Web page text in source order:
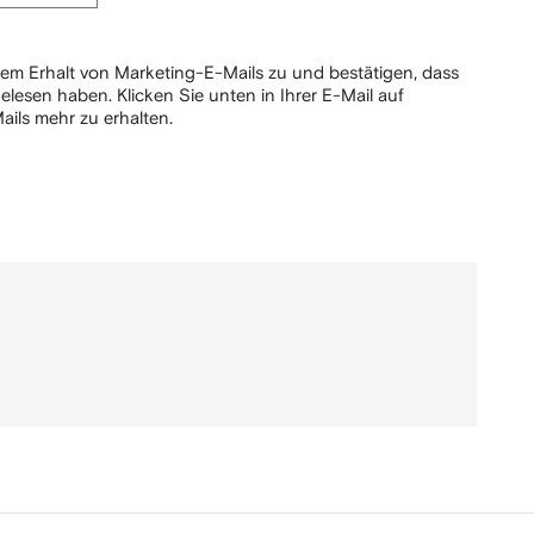
Erhalt von Marketing-E-Mails zu und bestätigen, dass
haben. Klicken Sie unten in Ihrer E-Mail auf
mehr zu erhalten.